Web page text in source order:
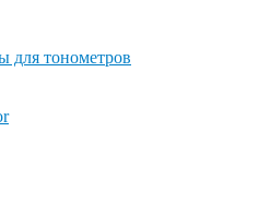
для тонометров